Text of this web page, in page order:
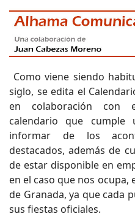
Como viene siendo
siglo, se edita el
en colaboración con
calendario que
informar de los
destacados, además de
de estar disponible en
en el caso que nos ocupa,
de Granada, ya que cada
sus fiestas oficiales.